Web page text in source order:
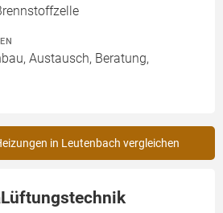
Austausch, Beratung,
in Leutenbach vergleichen